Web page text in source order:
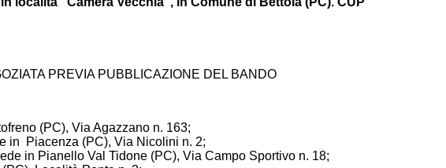
PREVIA PUBBLICAZIONE DEL BANDO
(PC), Via Agazzano n. 163;
in Piacenza (PC), Via Nicolini n. 2;
in Pianello Val Tidone (PC), Via Campo Sportivo n. 18;